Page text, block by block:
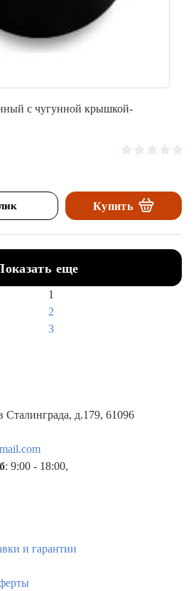
с чугунной крышкой-
Купить
еще
1
2
3
Сталинграда, д.179, 61096
: 9:00 - 18:00,
и гарантии